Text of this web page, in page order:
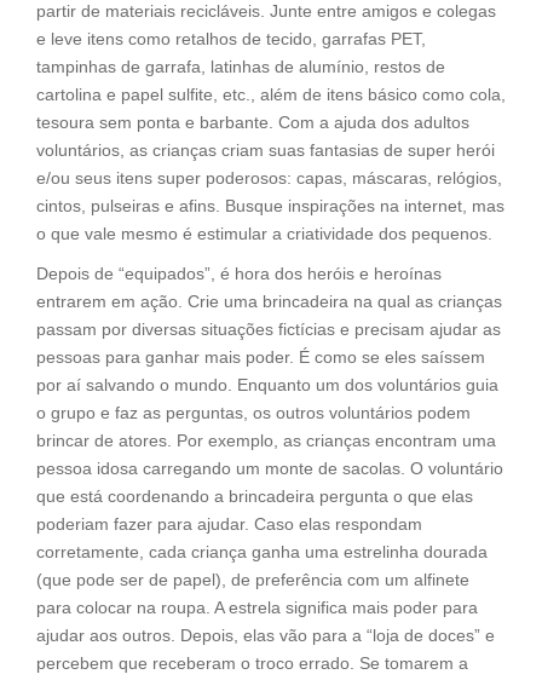
partir de materiais recicláveis. Junte entre amigos e colegas
e leve itens como retalhos de tecido, garrafas PET,
tampinhas de garrafa, latinhas de alumínio, restos de
cartolina e papel sulfite, etc., além de itens básico como cola,
tesoura sem ponta e barbante. Com a ajuda dos adultos
voluntários, as crianças criam suas fantasias de super herói
e/ou seus itens super poderosos: capas, máscaras, relógios,
cintos, pulseiras e afins. Busque inspirações na internet, mas
o que vale mesmo é estimular a criatividade dos pequenos.
Depois de “equipados”, é hora dos heróis e heroínas
entrarem em ação. Crie uma brincadeira na qual as crianças
passam por diversas situações fictícias e precisam ajudar as
pessoas para ganhar mais poder. É como se eles saíssem
por aí salvando o mundo. Enquanto um dos voluntários guia
o grupo e faz as perguntas, os outros voluntários podem
brincar de atores. Por exemplo, as crianças encontram uma
pessoa idosa carregando um monte de sacolas. O voluntário
que está coordenando a brincadeira pergunta o que elas
poderiam fazer para ajudar. Caso elas respondam
corretamente, cada criança ganha uma estrelinha dourada
(que pode ser de papel), de preferência com um alfinete
para colocar na roupa. A estrela significa mais poder para
ajudar aos outros. Depois, elas vão para a “loja de doces” e
percebem que receberam o troco errado. Se tomarem a